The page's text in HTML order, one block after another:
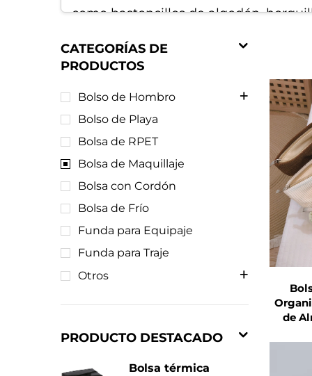
como bastoncillos de algodón,
Esta organización ahorra tiempo al
tener que revolver una pila
esenciales bien organizados.
2. Materiales protectores y
Una bolsa de cosméticos de alta
Muchas bolsas de cosméticos
líquidos como lociones o perfumes
La construcción resistente,
soportar el uso diario y la apertura y
Algunas Bolsas de Maquillaje
vidrio o polvos compactos de
CATEGORÍAS DE
PRODUCTOS
Bolso de Hombro
Bolso de Playa
Bolsa de RPET
Bolsa de Maquillaje
Bolsa con Cordón
Bolsa de Frío
Funda para Equipaje
Funda para Traje
Otros
PRODUCTO DESTACADO
Bolsa térmica
de